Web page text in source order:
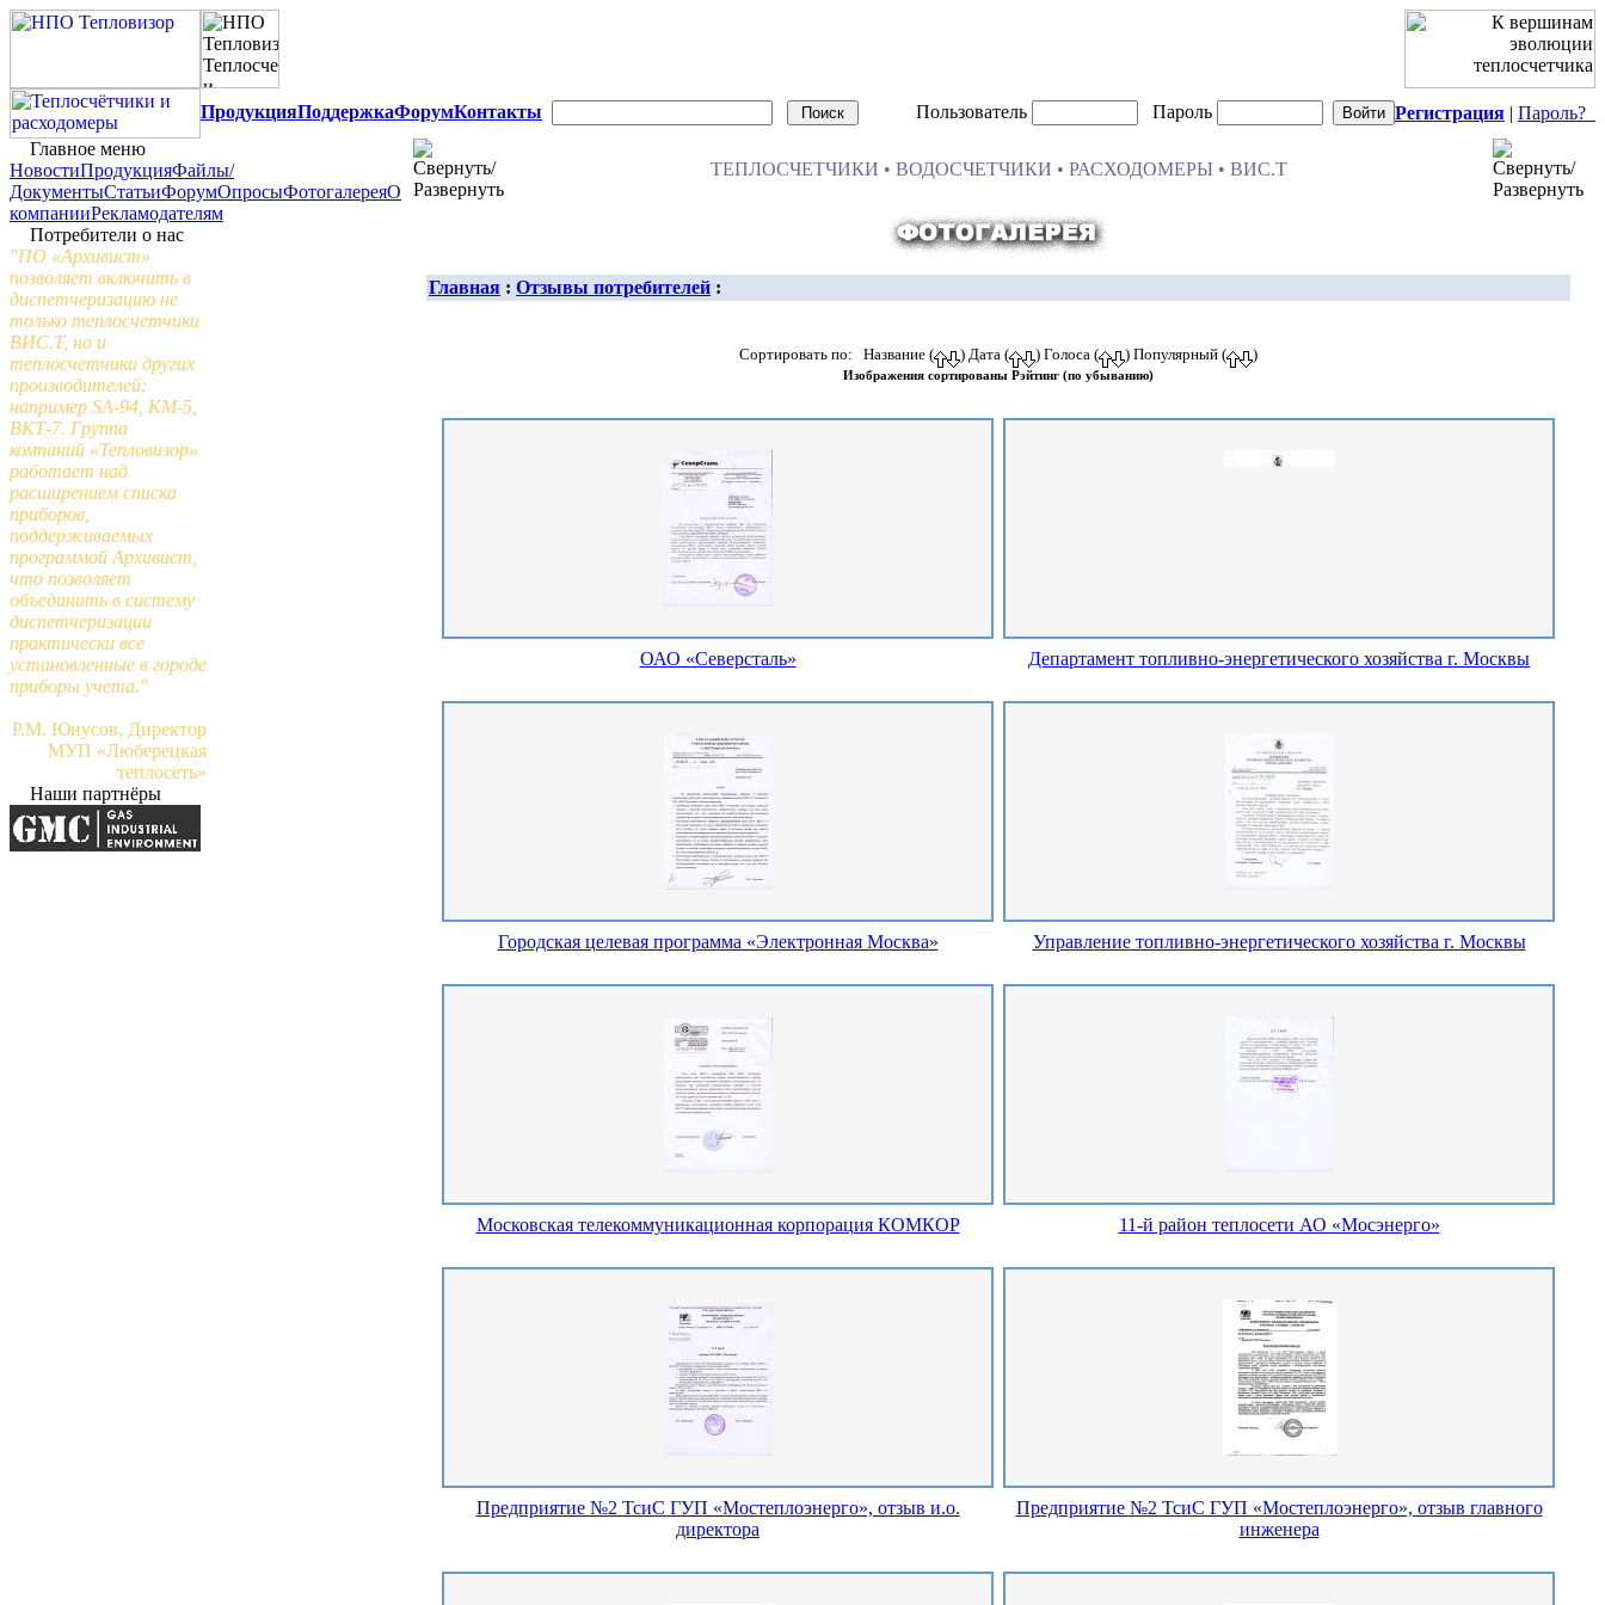
ПродукцияПоддержкаФорумКонтакты Пользователь Пароль Регистрация | Пароль?
Главное меню
НовостиПродукцияФайлы/
ДокументыСтатьиФорумОпросыФотогалереяО
компанииРекламодателям
Потребители о нас
"ПО «Архивист»
позволяет включить в
диспетчеризацию не
только теплосчетчики
ВИС.Т, но и
теплосчетчики других
производителей:
например SA-94, КМ-5,
ВКТ-7. Группа
компаний «Тепловизор»
работает над
расширением списка
приборов,
поддерживаемых
программой Архивист,
что позволяет
объединить в систему
диспетчеризации
практически все
установленные в городе
приборы учета."
Р.М. Юнусов, Директор
МУП «Люберецкая
теплосеть»
Наши партнёры
ТЕПЛОСЧЕТЧИКИ • ВОДОСЧЕТЧИКИ • РАСХОДОМЕРЫ • ВИС.Т
Главная : Отзывы потребителей :
Сортировать по: Название ( ) Дата ( ) Голоса ( ) Популярный ( )
Изображения сортированы Рэйтинг (по убыванию)
ОАО «Северсталь» Департамент топливно-энергетического хозяйства г. Москвы
Городская целевая программа «Электронная Москва» Управление топливно-энергетического хозяйства г. Москвы
Московская телекоммуникационная корпорация КОМКОР 11-й район теплосети АО «Мосэнерго»
Предприятие №2 ТсиС ГУП «Мостеплоэнерго», отзыв и.о.
директора
Предприятие №2 ТсиС ГУП «Мостеплоэнерго», отзыв главного
инженера